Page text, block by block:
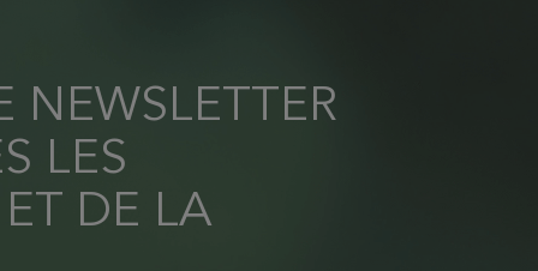
NEWSLETTER
LES
DE LA